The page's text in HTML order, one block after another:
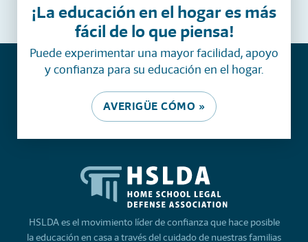
¡La educación en el hogar es más
fácil de lo que piensa!
Puede experimentar una mayor facilidad, apoyo
y confianza para su educación en el hogar.
AVERIGÜE CÓMO »
HSLDA es el movimiento líder de confianza que hace posible
la educación en casa a través del cuidado de nuestras familias